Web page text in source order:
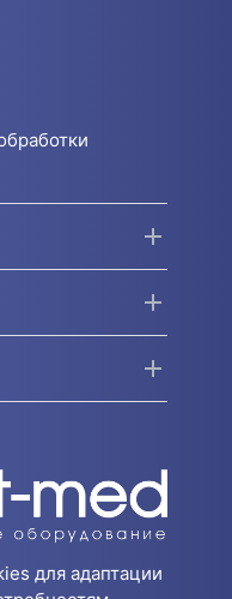
для адаптации